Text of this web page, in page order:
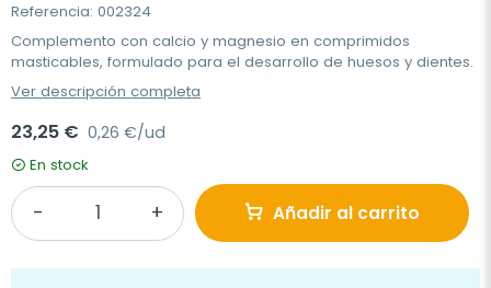
Referencia: 002324
Complemento con calcio y magnesio en comprimidos
masticables, formulado para el desarrollo de huesos y dientes.
Ver descripción completa
23,25 € 0,26 €/ud
En stock
Añadir al carrito